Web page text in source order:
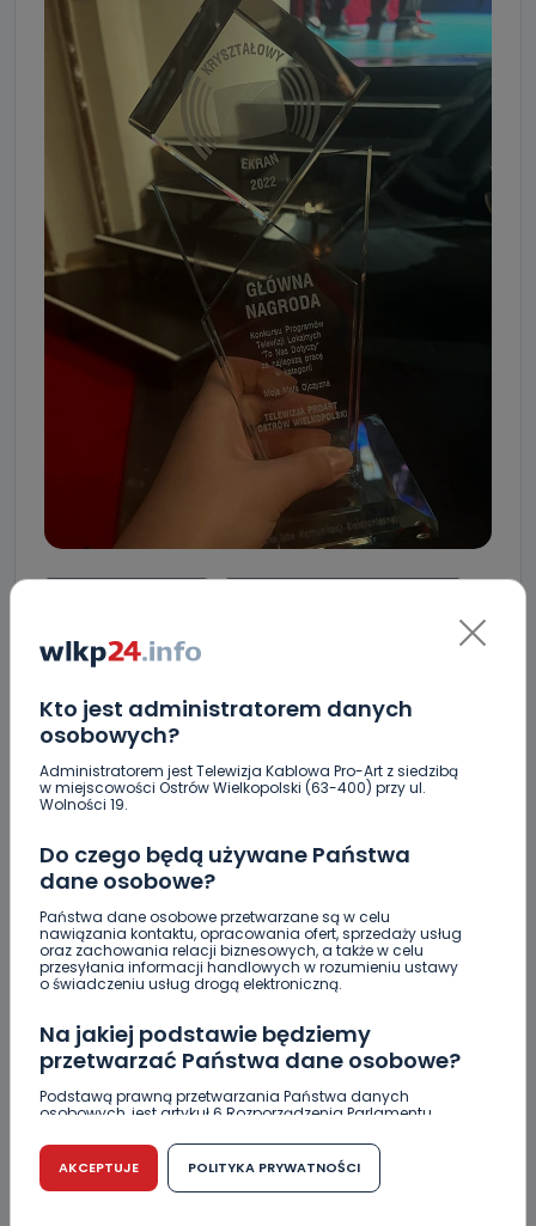
Kto jest administratorem danych
osobowych?
Administratorem jest Telewizja Kablowa Pro-Art z siedzibą
w miejscowości Ostrów Wielkopolski (63-400) przy ul.
Wolności 19.
Do czego będą używane Państwa
dane osobowe?
Państwa dane osobowe przetwarzane są w celu
nawiązania kontaktu, opracowania ofert, sprzedaży usług
oraz zachowania relacji biznesowych, a także w celu
przesyłania informacji handlowych w rozumieniu ustawy
o świadczeniu usług drogą elektroniczną.
Na jakiej podstawie będziemy
przetwarzać Państwa dane osobowe?
Podstawą prawną przetwarzania Państwa danych
osobowych, jest artykuł 6 Rozporządzenia Parlamentu
r. w sprawie ochrony osób fizycznych w związku z
przetwarzaniem danych osobowych w sprawie
swobodnego przepływu takich danych oraz uchylenia
dyrektywy 95/46/WE (RODO).
AKCEPTUJE POLITYKA PRYWATNOŚCI
Ostrowski czas Komedy Telewizja Proart
SKOPIUJ LINK
NAPISZ DO AUTORA